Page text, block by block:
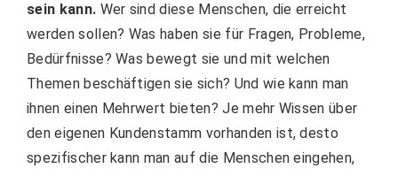
sein kann. Wer sind diese Menschen, die erreicht
werden sollen? Was haben sie für Fragen, Probleme,
Bedürfnisse? Was bewegt sie und mit welchen
Themen beschäftigen sie sich? Und wie kann man
ihnen einen Mehrwert bieten? Je mehr Wissen über
den eigenen Kundenstamm vorhanden ist, desto
spezifischer kann man auf die Menschen eingehen,